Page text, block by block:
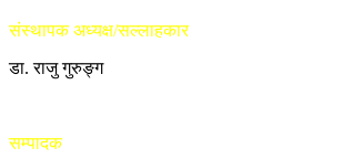
संस्थापक अध्यक्ष/सल्लाहकार
डा. राजु गुरुङ्ग
सम्पादक